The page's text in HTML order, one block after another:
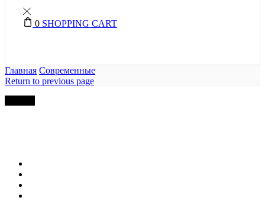
0 SHOPPING CART
Главная Современные
Return to previous page